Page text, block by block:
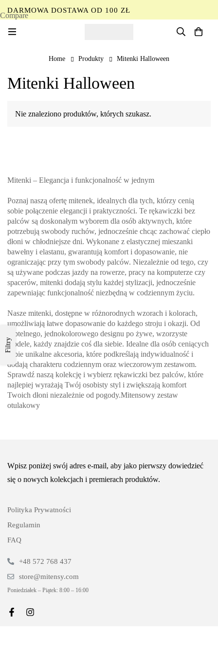
DARMOWA DOSTAWA OD 100 ZŁ
Home Produkty Mitenki Halloween
Filtry
Mitenki Halloween
Nie znaleziono produktów, których szukasz.
Mitenki – Elegancja i funkcjonalność w jednym
Poznaj naszą ofertę mitenek, idealnych dla tych, którzy cenią
sobie połączenie elegancji i praktyczności. Te rękawiczki bez
palców są doskonałym wyborem dla osób aktywnych, które
potrzebują swobody ruchów, jednocześnie chcąc zachować ciepło
dłoni w chłodniejsze dni. Wykonane z elastycznej mieszanki
bawełny i elastanu, gwarantują komfort i dopasowanie, nie
ograniczając przy tym swobody palców. Niezależnie od tego, czy
są używane podczas jazdy na rowerze, pracy na komputerze czy
spacerów, mitenki dodają stylu każdej stylizacji, jednocześnie
zapewniając funkcjonalność niezbędną w codziennym życiu.
Nasze mitenki, dostępne w różnorodnych wzorach i kolorach,
umożliwiają łatwe dopasowanie do każdego stroju i okazji. Od
subtelnego, jednokolorowego designu po żywe, wzorzyste
modele, każdy znajdzie coś dla siebie. Idealne dla osób ceniących
sobie unikalne akcesoria, które podkreślają indywidualność i
dodają charakteru codziennym oraz wieczorowym zestawom.
Sprawdź naszą kolekcję i wybierz rękawiczki bez palców, które
najlepiej wyrażają Twój osobisty styl i zwiększają komfort
Twoich dłoni niezależnie od pogody.Mitensowy zestaw
otulakowy
Wpisz poniżej swój adres e-mail, aby jako pierwszy dowiedzieć
się o nowych kolekcjach i premierach produktów.
Polityka Prywatności
Regulamin
FAQ
+48 572 768 437
store@mitensy.com
Poniedziałek – Piątek: 8:00 – 16:00
Compare